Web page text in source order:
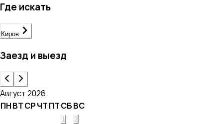
Где искать
Киров
Заезд и выезд
Август 2026
ПНВТСРЧТПТСБВС
1
2